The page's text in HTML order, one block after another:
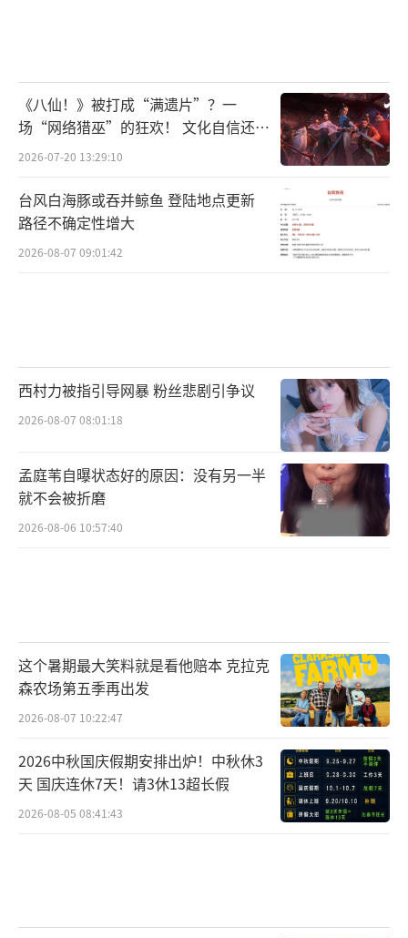
《八仙！》被打成“满遗片”？一
场“网络猎巫”的狂欢！ 文化自信还是
焦虑？
2026-07-20 13:29:10
台风白海豚或吞并鲸鱼 登陆地点更新
路径不确定性增大
2026-08-07 09:01:42
西村力被指引导网暴 粉丝悲剧引争议
2026-08-07 08:01:18
孟庭苇自曝状态好的原因：没有另一半
就不会被折磨
2026-08-06 10:57:40
这个暑期最大笑料就是看他赔本 克拉克
森农场第五季再出发
2026-08-07 10:22:47
2026中秋国庆假期安排出炉！中秋休3
天 国庆连休7天！请3休13超长假
2026-08-05 08:41:43